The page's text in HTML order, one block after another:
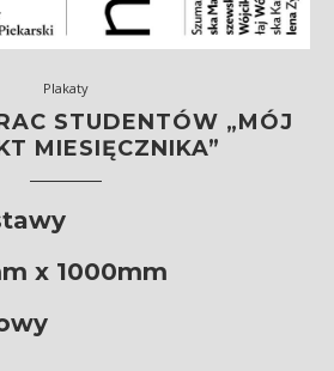
Plakaty
STUDENTÓW „MÓJ
MIESIĘCZNIKA”
x 1000mm